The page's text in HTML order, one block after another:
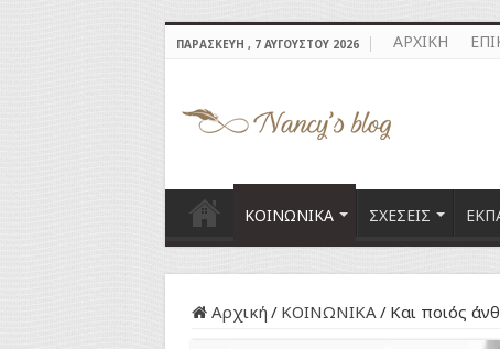
ΠΑΡΑΣΚΕΥΉ , 7 ΑΥΓΟΎΣΤΟΥ 2026 ΑΡΧΙΚΗ
ΚΟΙΝΩΝΙΚΑ ΣΧΕΣΕΙΣ
Αρχική / ΚΟΙΝΩΝΙΚΑ/ Και ποιός